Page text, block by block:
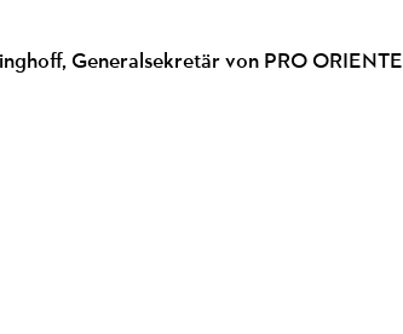
Generalsekretär von PRO ORIENTE